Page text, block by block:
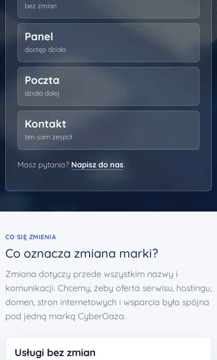
bez zmian
Panel
dostęp działa
Poczta
działa dalej
Kontakt
ten sam zespół
Masz pytania? Napisz do nas.
CO SIĘ ZMIENIA
Co oznacza zmiana marki?
Zmiana dotyczy przede wszystkim nazwy i
komunikacji. Chcemy, żeby oferta serwisu, hostingu,
domen, stron internetowych i wsparcia była spójna
pod jedną marką CyberOaza.
Usługi bez zmian